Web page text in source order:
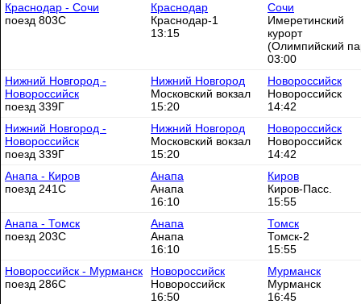
Краснодар - Сочи
поезд 803С
Краснодар
Краснодар-1
13:15
Сочи
Имеретинский
курорт
(Олимпийский
03:00
Нижний Новгород -
Новороссийск
поезд 339Г
Нижний Новгород
Московский вокзал
15:20
Новороссийск
Новороссийск
14:42
Нижний Новгород -
Новороссийск
поезд 339Г
Нижний Новгород
Московский вокзал
15:20
Новороссийск
Новороссийск
14:42
Анапа - Киров
поезд 241С
Анапа
Анапа
16:10
Киров
Киров-Пасс.
15:55
Анапа - Томск
поезд 203С
Анапа
Анапа
16:10
Томск
Томск-2
15:55
Новороссийск - Мурманск
поезд 286С
Новороссийск
Новороссийск
16:50
Мурманск
Мурманск
16:45